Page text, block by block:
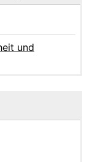
und